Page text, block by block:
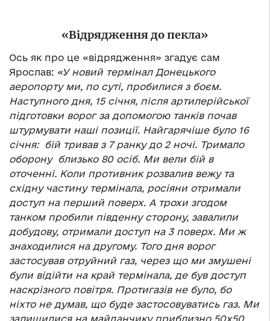
«Відрядження до пекла»
Ось як про це «відрядження» згадує сам
Ярослав: «У новий термінал Донецького
аеропорту ми, по суті, пробилися з боєм.
Наступного дня, 15 січня, після артилерійської
підготовки ворог за допомогою танків почав
штурмувати наші позиції. Найгарячіше було 16
січня: бій тривав з 7 ранку до 2 ночі. Тримало
оборону близько 80 осіб. Ми вели бій в
оточенні. Коли противник розвалив вежу та
східну частину термінала, росіяни отримали
доступ на перший поверх. А трохи згодом
танком пробили південну сторону, завалили
добудову, отримали доступ на 3 поверх. Ми ж
знаходилися на другому. Того дня ворог
застосував отруйний газ, через що ми змушені
були відійти на край термінала, де був доступ
наскрізного повітря. Протигазів не було, бо
ніхто не думав, що буде застосовуватись газ. Ми
залишилися на майданчику приблизно 50х50